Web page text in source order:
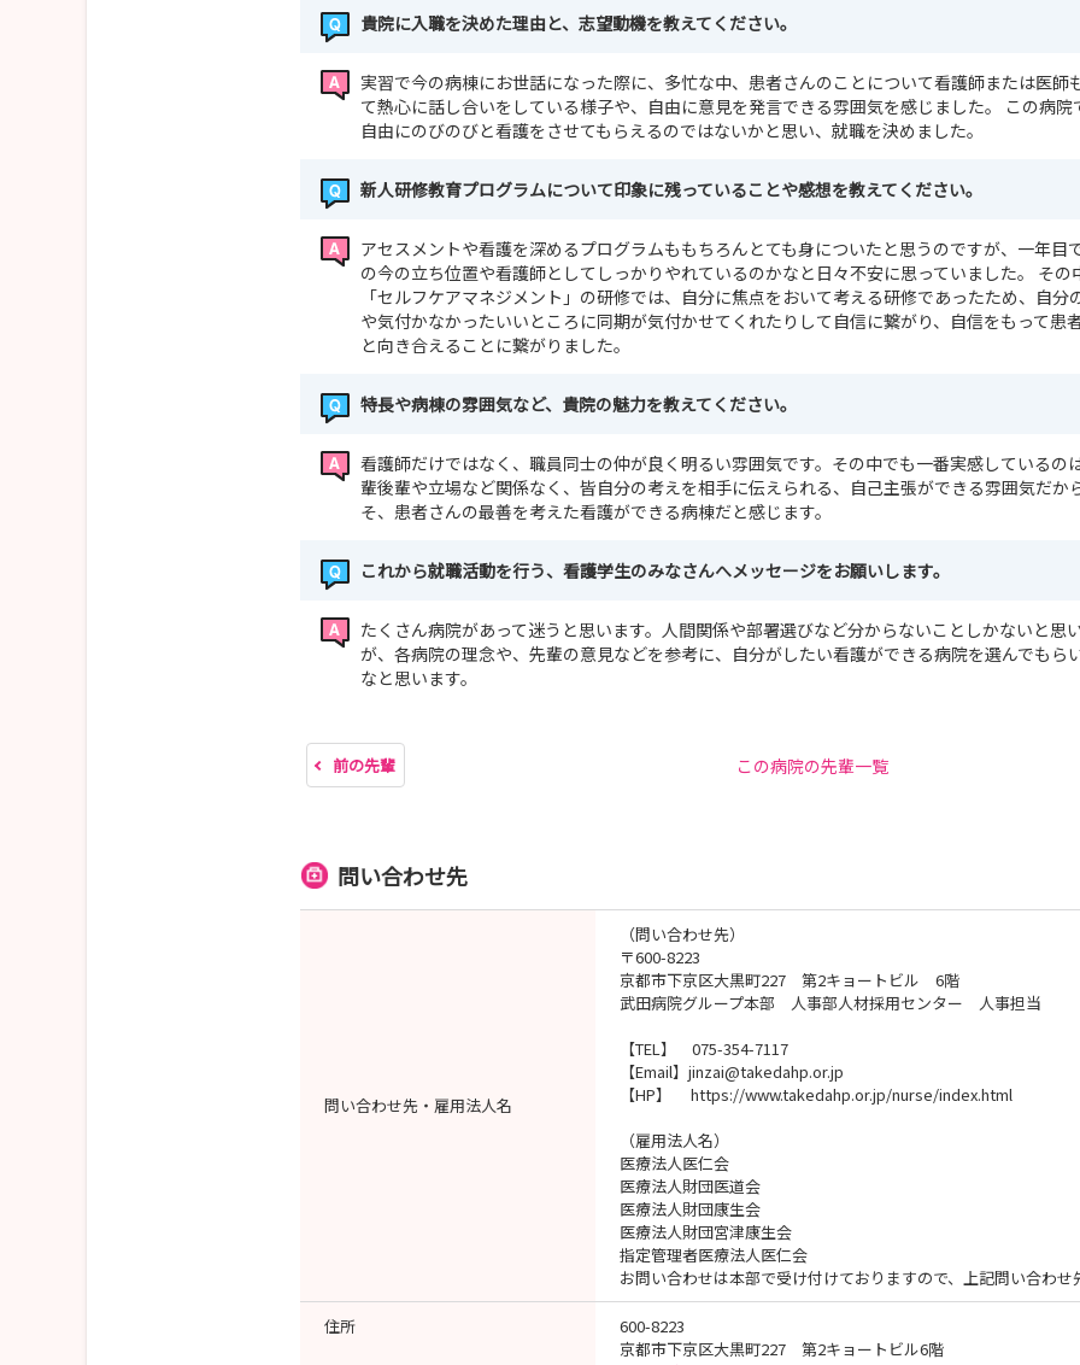
貴院に入職を決めた理由と、志望動機を教えてください。
実習で今の病棟にお世話になった際に、多忙な中、患者さんのことについて看護師または医師
て熱心に話し合いをしている様子や、自由に意見を発言できる雰囲気を感じました。 この病院
自由にのびのびと看護をさせてもらえるのではないかと思い、就職を決めました。
新人研修教育プログラムについて印象に残っていることや感想を教えてください。
アセスメントや看護を深めるプログラムももちろんとても身についたと思うのですが、一年目
の今の立ち位置や看護師としてしっかりやれているのかなと日々不安に思っていました。 その
「セルフケアマネジメント」の研修では、自分に焦点をおいて考える研修であったため、自分
や気付かなかったいいところに同期が気付かせてくれたりして自信に繋がり、自信をもって患
と向き合えることに繋がりました。
特長や病棟の雰囲気など、貴院の魅力を教えてください。
看護師だけではなく、職員同士の仲が良く明るい雰囲気です。その中でも一番実感しているの
輩後輩や立場など関係なく、皆自分の考えを相手に伝えられる、自己主張ができる雰囲気だか
そ、患者さんの最善を考えた看護ができる病棟だと感じます。
これから就職活動を行う、看護学生のみなさんへメッセージをお願いします。
たくさん病院があって迷うと思います。人間関係や部署選びなど分からないことしかないと思
が、各病院の理念や、先輩の意見などを参考に、自分がしたい看護ができる病院を選んでもら
なと思います。
前の先輩 この病院の先輩一覧
問い合わせ先
問い合わせ先・雇用法人名
（問い合わせ先）
〒600-8223
京都市下京区大黒町227 第2キョートビル 6階
武田病院グループ本部 人事部人材採用センター 人事担当
【TEL】 075-354-7117
【Email】jinzai@takedahp.or.jp
【HP】 https://www.takedahp.or.jp/nurse/index.html
（雇用法人名）
医療法人医仁会
医療法人財団医道会
医療法人財団康生会
医療法人財団宮津康生会
指定管理者医療法人医仁会
お問い合わせは本部で受け付けておりますので、上記問い合わ
住所
600-8223
京都市下京区大黒町227 第2キョートビル6階